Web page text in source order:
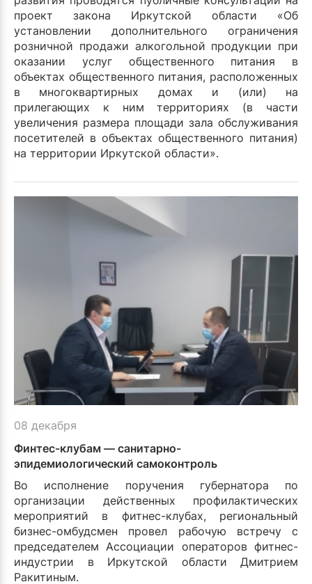
проект закона Иркутской области «Об
установлении дополнительного ограничения
розничной продажи алкогольной продукции при
оказании услуг общественного питания в
объектах общественного питания, расположенных
в многоквартирных домах и (или) на
прилегающих к ним территориях (в части
увеличения размера площади зала обслуживания
посетителей в объектах общественного питания)
на территории Иркутской области».
08 декабря
Финтес-клубам — санитарно-
эпидемиологический самоконтроль
Во исполнение поручения губернатора по
организации действенных профилактических
мероприятий в фитнес-клубах, региональный
бизнес-омбудсмен провел рабочую встречу с
председателем Ассоциации операторов фитнес-
индустрии в Иркутской области Дмитрием
Ракитиным.